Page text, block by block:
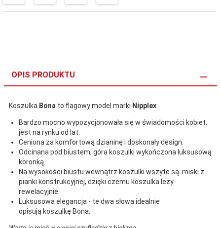
OPIS PRODUKTU
Koszulka Bona to flagowy model marki Nipplex
Bardzo mocno wypozycjonowała się w świadomości kobiet,
jest na rynku od lat.
Ceniona za komfortową dzianinę i doskonały design.
Odcinana pod biustem, góra koszulki wykończona luksusową
koronką.
Na wysokości biustu wewnątrz koszulki wszyte są miski z
pianki konstrukcyjnej, dzięki czemu koszulka leży
rewelacyjnie.
Luksusowa elegancja - te dwa słowa idealnie
opisują koszulkę Bona